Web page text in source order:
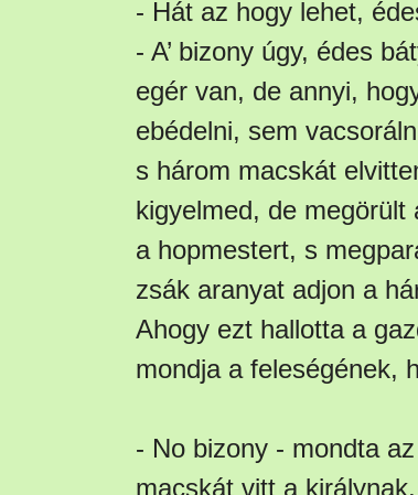
- Hát az hogy lehet,
- A’ bizony úgy, édes
egér van, de annyi,
ebédelni, sem
s három macskát
kigyelmed, de
a hopmestert, s
zsák aranyat adjon a
Ahogy ezt hallotta a
mondja a feleségének,
- No bizony - mondta
macskát vitt a